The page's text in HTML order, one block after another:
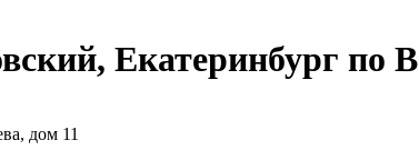
Екатеринбург по
дом 11